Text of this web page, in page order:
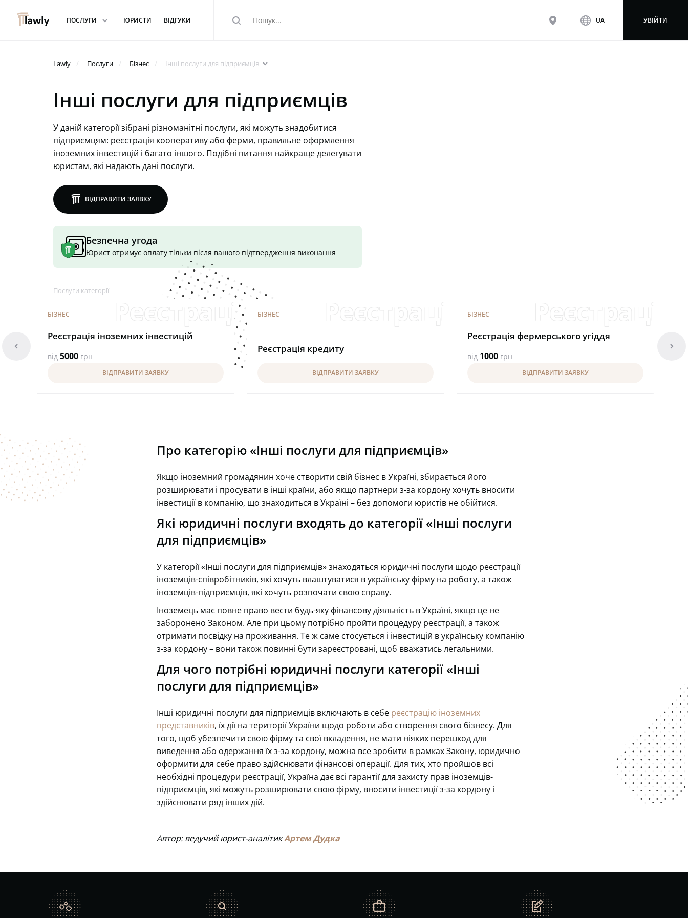
ПОСЛУГИ arrowdown ЮРИСТИ ВІДГУКИ search map www UA УВІЙТИ
Lawly Послуги Бізнес Інші послуги для підприємців arrowdown
Інші послуги для підприємців
У даній категорії зібрані різноманітні послуги, які можуть знадобитися
підприємцям: реєстрація кооперативу або ферми, правильне оформлення
іноземних інвестицій і багато іншого. Подібні питання найкраще делегувати
юристам, які надають дані послуги.
lawly ВІДПРАВИТИ ЗАЯВКУ
Безпечна угода
Юрист отримує оплату тільки після вашого підтвердження виконання
Послуги категорії
БІЗНЕС Реєстрація іноземних інвестицій
Реєстрація іноземних інвестицій
від 5000 грн
ВІДПРАВИТИ ЗАЯВКУ
БІЗНЕС Реєстрація кредиту
Реєстрація кредиту
ВІДПРАВИТИ ЗАЯВКУ
БІЗНЕС
Реєстрація фермерського угіддя
від 1000 грн
ВІДПРАВИТИ ЗАЯВКУ
arrowleft arrowright
Про категорію «Інші послуги для підприємців»
Якщо іноземний громадянин хоче створити свій бізнес в Україні, збирається його
розширювати і просувати в інші країни, або якщо партнери з-за кордону хочуть вносити
інвестиції в компанію, що знаходиться в Україні – без допомоги юристів не обійтися.
Які юридичні послуги входять до категорії «Інші послуги
для підприємців»
У категорії «Інші послуги для підприємців» знаходяться юридичні послуги щодо реєстрації
іноземців-співробітників, які хочуть влаштуватися в українську фірму на роботу, а також
іноземців-підприємців, які хочуть розпочати свою справу.
Іноземець має повне право вести будь-яку фінансову діяльність в Україні, якщо це не
заборонено Законом. Але при цьому потрібно пройти процедуру реєстрації, а також
отримати посвідку на проживання. Те ж саме стосується і інвестицій в українську компанію
з-за кордону – вони також повинні бути зареєстровані, щоб вважатись легальними.
Для чого потрібні юридичні послуги категорії «Інші
послуги для підприємців»
Інші юридичні послуги для підприємців включають в себе реєстрацію іноземних
представників, їх дії на території України щодо роботи або створення свого бізнесу. Для
того, щоб убезпечити свою фірму та свої вкладення, не мати ніяких перешкод для
виведення або одержання їх з-за кордону, можна все зробити в рамках Закону, юридично
оформити для себе право здійснювати фінансові операції. Для тих, хто пройшов всі
необхідні процедури реєстрації, Україна дає всі гарантії для захисту прав іноземців-
підприємців, які можуть розширювати свою фірму, вносити інвестиції з-за кордону і
здійснювати ряд інших дій.
Автор: ведучий юрист-аналітикАртем Дудка
catalog search job note